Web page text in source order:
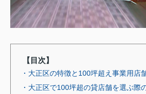
【目次】
・大正区の特徴と100坪超え事業用店
・大正区で100坪超の貸店舗を選ぶ際